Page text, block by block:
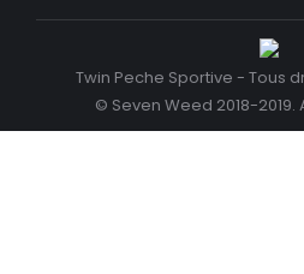
Twin Peche Sportive - Tous
© Seven Weed 2018-